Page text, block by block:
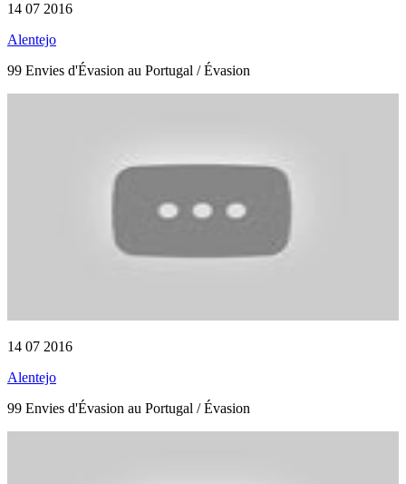
14 07 2016
Alentejo
99 Envies d'Évasion au Portugal / Évasion
14 07 2016
Alentejo
99 Envies d'Évasion au Portugal / Évasion